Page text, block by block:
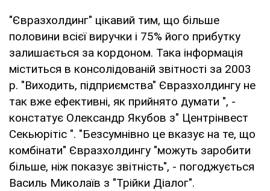
"Євразхолдинг" цікавий тим, що більше
половини всієї виручки і 75% його прибутку
залишається за кордоном. Така інформація
міститься в консолідованій звітності за 2003
р. "Виходить, підприємства" Євразхолдингу не
так вже ефективні, як прийнято думати ", -
констатує Олександр Якубов з" Центрінвест
Секьюрітіс ". "Безсумнівно це вказує на те, що
комбінати" Євразхолдингу "можуть заробити
більше, ніж показує звітність", - погоджується
Василь Миколаїв з "Трійки Діалог".